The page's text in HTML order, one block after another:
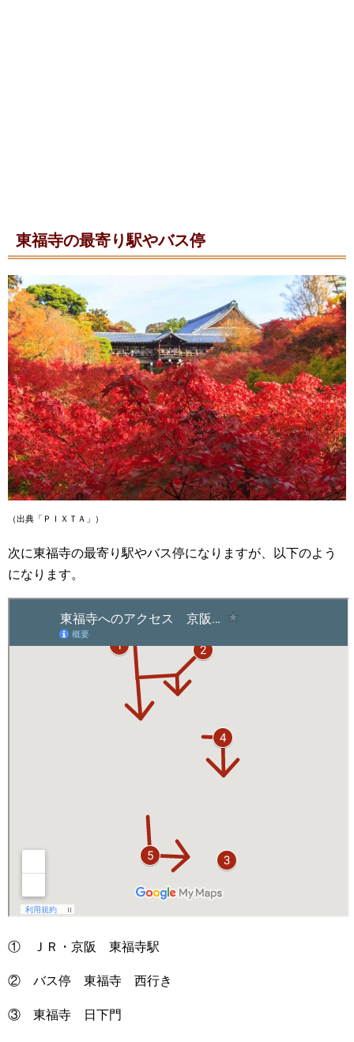
東福寺の最寄り駅やバス停
（出典「ＰＩＸＴＡ」）
次に東福寺の最寄り駅やバス停になりますが、以下のよう
になります。
① ＪＲ・京阪 東福寺駅
② バス停 東福寺 西行き
③ 東福寺 日下門